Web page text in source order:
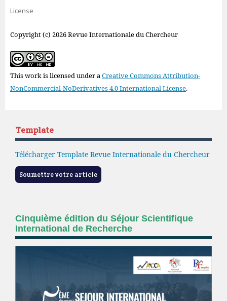
License
Copyright (c) 2026 Revue Internationale du Chercheur
This work is licensed under aCreative Commons Attribution-
NonCommercial-NoDerivatives 4.0 International License.
Template
Télécharger Template Revue Internationale du Chercheur
Soumettre votre article
Cinquième édition du Séjour Scientifique
International de Recherche